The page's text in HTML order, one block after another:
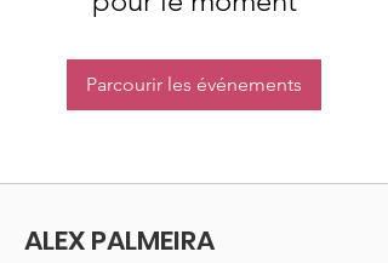
Parcourir les événements
ALEX PALMEIRA